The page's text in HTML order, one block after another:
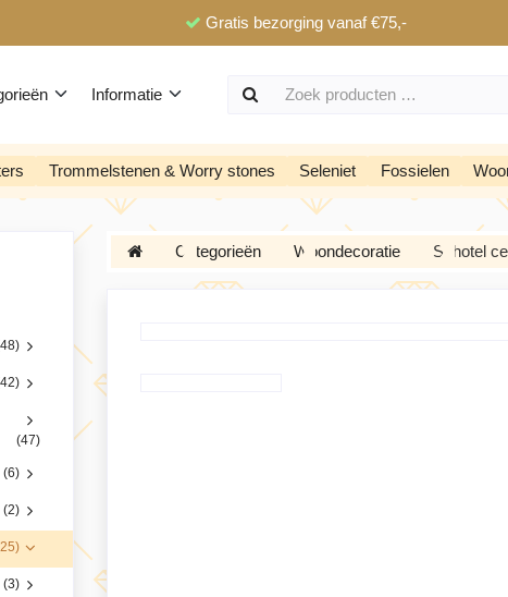
Gratis bezorging vanaf €75,-
Informatie
Trommelstenen & Worry stones Seleniet Fossielen
(47)
(6)
(2)
(3)
Categorieën Woondecoratie Schotel